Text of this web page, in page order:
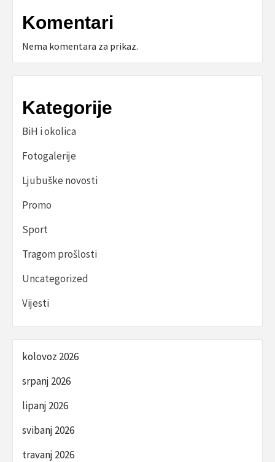
Komentari
Nema komentara za prikaz.
Kategorije
BiH i okolica
Fotogalerije
Ljubuške novosti
Promo
Sport
Tragom prošlosti
Uncategorized
Vijesti
kolovoz 2026
srpanj 2026
lipanj 2026
svibanj 2026
travanj 2026